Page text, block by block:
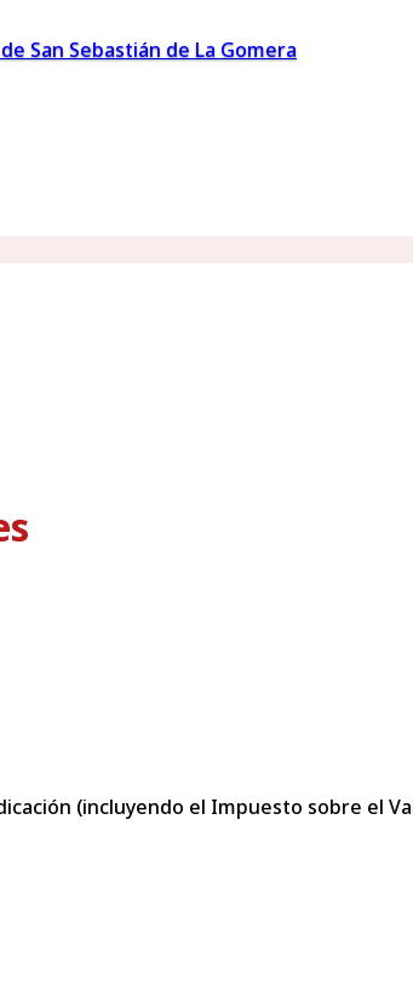
San Sebastián de La Gomera
(incluyendo el Impuesto sobre el